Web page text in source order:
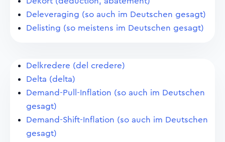
Deleveraging (so auch im Deutschen gesagt)
Delisting (so meistens im Deutschen gesagt)
Delkredere (del credere)
Delta (delta)
Demand-Pull-Inflation (so auch im Deutschen
gesagt)
Demand-Shift-Inflation (so auch im Deutschen
gesagt)